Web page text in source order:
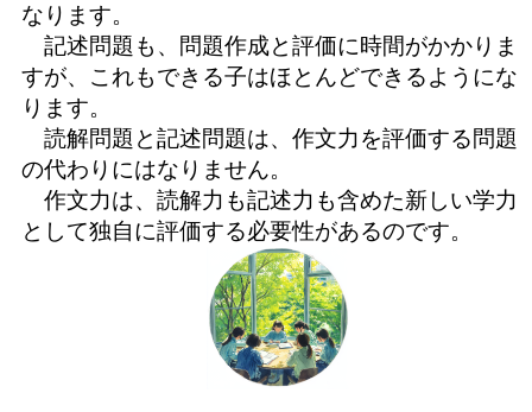
なります。
記述問題も、問題作成と評価に時間がかかりま
すが、これもできる子はほとんどできるようにな
ります。
読解問題と記述問題は、作文力を評価する問題
の代わりにはなりません。
作文力は、読解力も記述力も含めた新しい学力
として独自に評価する必要性があるのです。